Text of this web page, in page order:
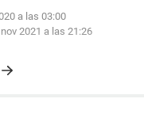
a las 03:00
2021 a las 21:26